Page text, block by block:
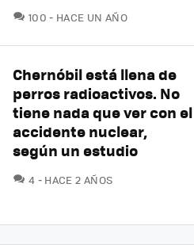
100 COMENTARIOS
HACE UN AÑO
Chernóbil está llena de
perros radioactivos. No
tiene nada que ver con el
accidente nuclear,
según un estudio
4 COMENTARIOS
HACE 2 AÑOS